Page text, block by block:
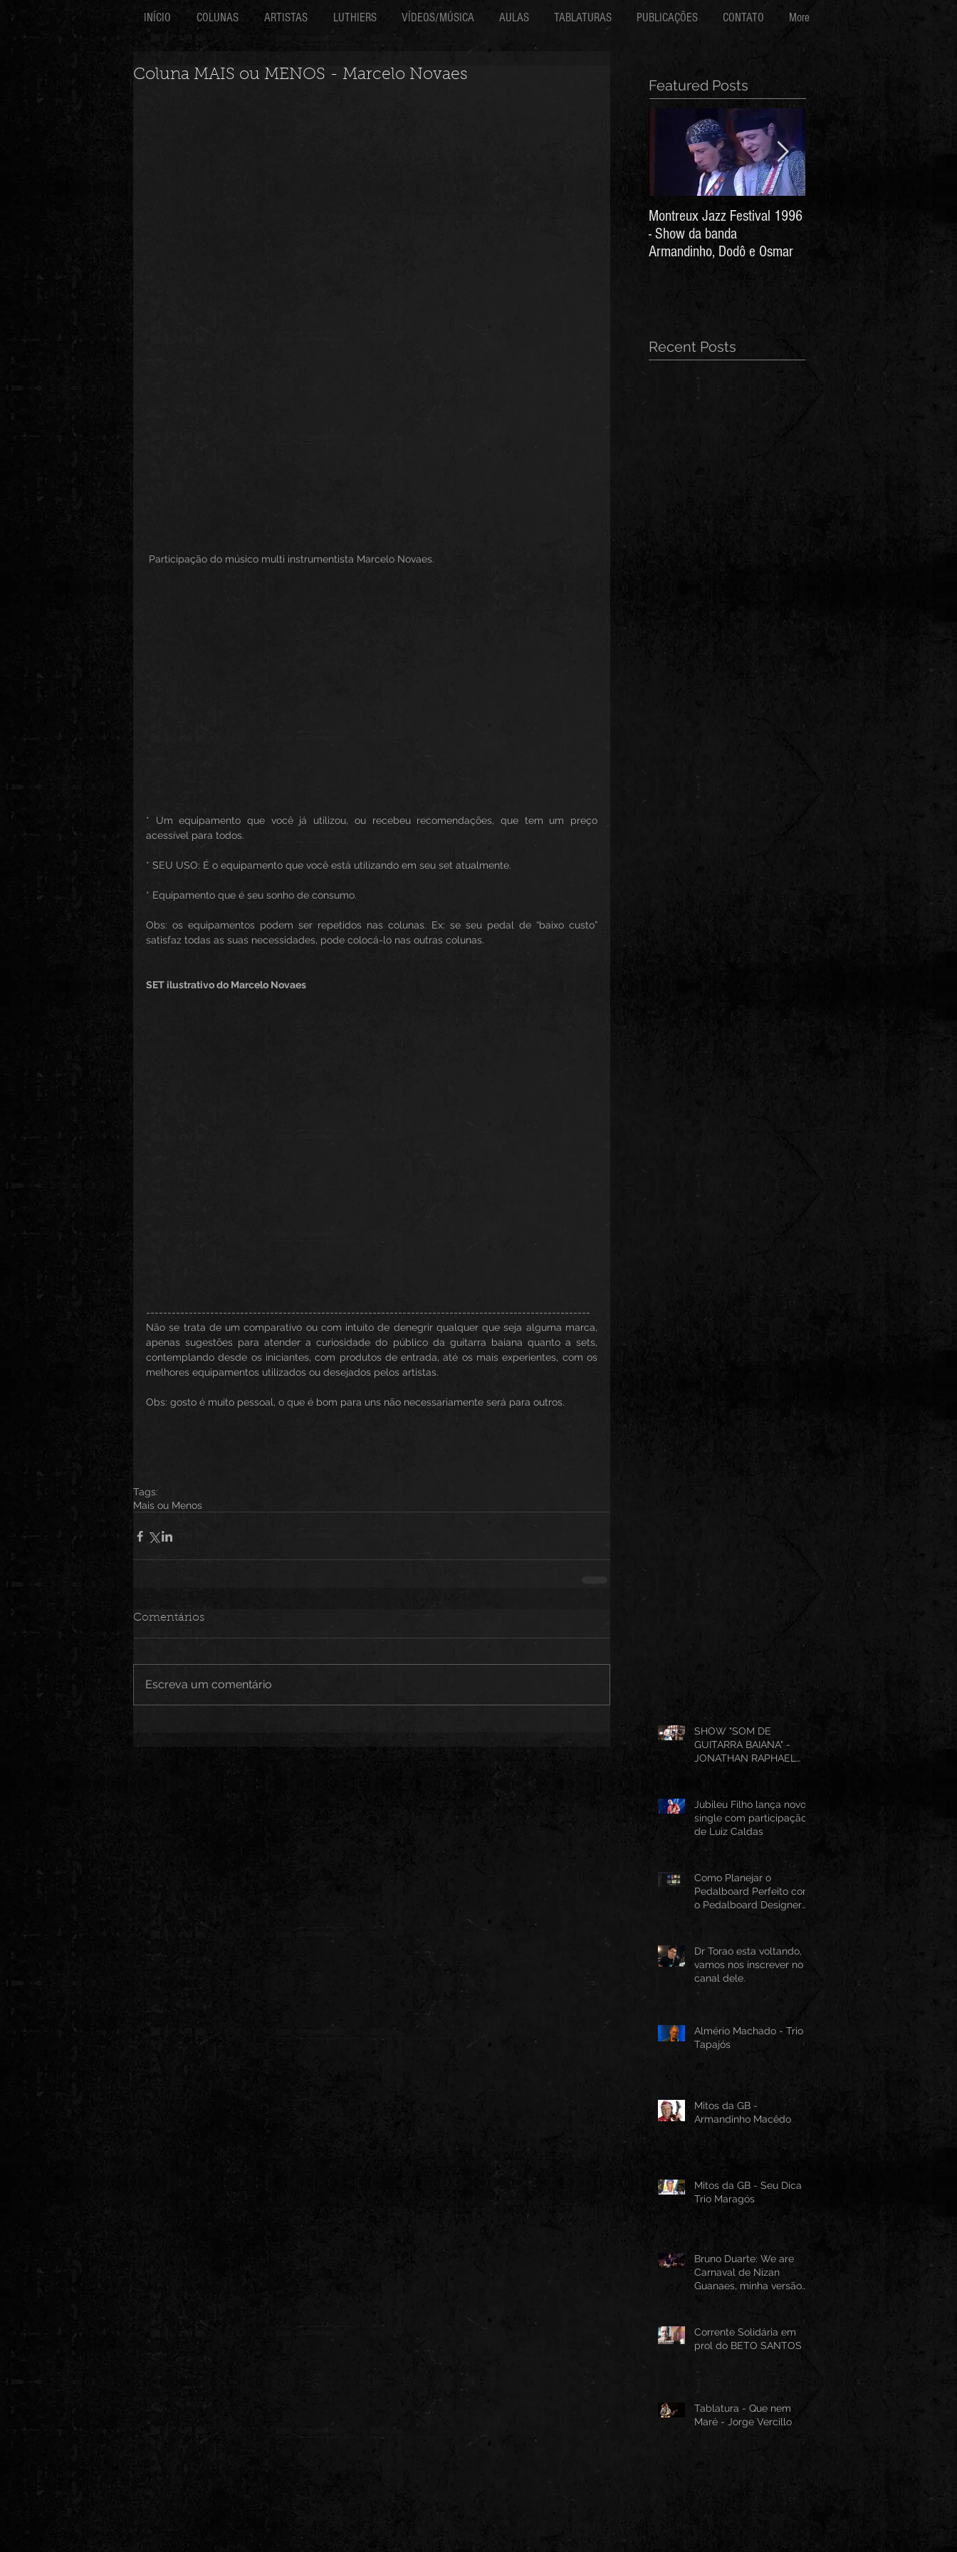
INÍCIO COLUNAS ARTISTAS LUTHIERS VÍDEOS/MÚSICA AULAS TABLATURAS PUBLICAÇÕES CONTATO More
Coluna MAIS ou MENOS - Marcelo Novaes
Participação do músico multi instrumentista Marcelo Novaes.
* Um equipamento que você já utilizou, ou recebeu recomendações, que tem um preço
acessível para todos.
* SEU USO: É o equipamento que você está utilizando em seu set atualmente.
* Equipamento que é seu sonho de consumo.
Obs: os equipamentos podem ser repetidos nas colunas. Ex: se seu pedal de “baixo custo”
satisfaz todas as suas necessidades, pode colocá-lo nas outras colunas.
SET ilustrativo do Marcelo Novaes
--------------------------------------------------------------------------------------------------------
Não se trata de um comparativo ou com intuito de denegrir qualquer que seja alguma marca,
apenas sugestões para atender a curiosidade do público da guitarra baiana quanto a sets,
contemplando desde os iniciantes, com produtos de entrada, até os mais experientes, com os
melhores equipamentos utilizados ou desejados pelos artistas.
Obs: gosto é muito pessoal, o que é bom para uns não necessariamente será para outros.
Tags:
Mais ou Menos
Comentários
Escreva um comentário
Featured Posts
Montreux Jazz Festival 1996
- Show da banda
Armandinho, Dodô e Osmar
João Antônio Wanderley)
Recent Posts
SHOW "SOM DE
GUITARRA BAIANA" -
JONATHAN RAPHAEL
Jubileu Filho lança novo
single com participação
de Luiz Caldas
Como Planejar o
Pedalboard Perfeito com
o Pedalboard Designer
Dr Torao esta voltando,
vamos nos inscrever no
canal dele.
Almério Machado - Trio
Tapajós
Mitos da GB -
Armandinho Macêdo
Mitos da GB - Seu Dica -
Trio Maragós
Bruno Duarte: We are
Carnaval de Nizan
Guanaes, minha versão
Corrente Solidária em
prol do BETO SANTOS
Tablatura - Que nem
Maré - Jorge Vercillo